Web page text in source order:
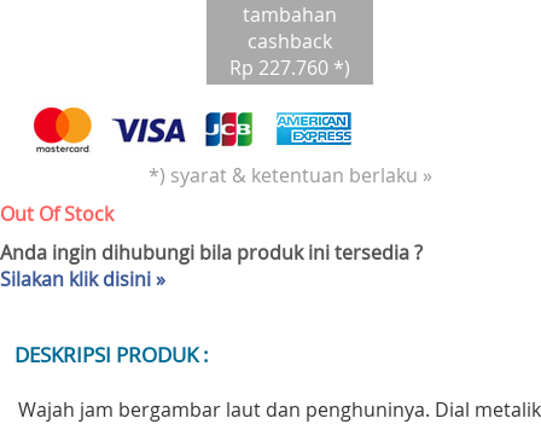
tambahan
cashback
Rp 227.760 *)
*) syarat & ketentuan berlaku »
Out Of Stock
Anda ingin dihubungi bila produk ini tersedia ?
Silakan klik disini »
DESKRIPSI PRODUK :
Wajah jam bergambar laut dan penghuninya. Dial metalik